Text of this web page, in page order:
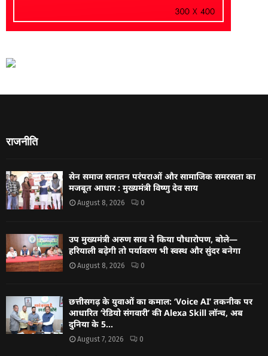
राजनीति
सेन समाज सनातन परंपराओं और सामाजिक समरसता का
मजबूत आधार : मुख्यमंत्री विष्णु देव साय
August 8, 2026 0
उप मुख्यमंत्री अरुण साव ने किया पौधारोपण, बोले—
हरियाली बढ़ेगी तो पर्यावरण भी स्वस्थ और सुंदर बनेगा
August 8, 2026 0
छत्तीसगढ़ के युवाओं का कमाल: ‘Voice AI’ तकनीक पर
आधारित ‘रेडियो संगवारी’ की Alexa Skill लॉन्च, अब
दुनिया के 5...
August 7, 2026 0